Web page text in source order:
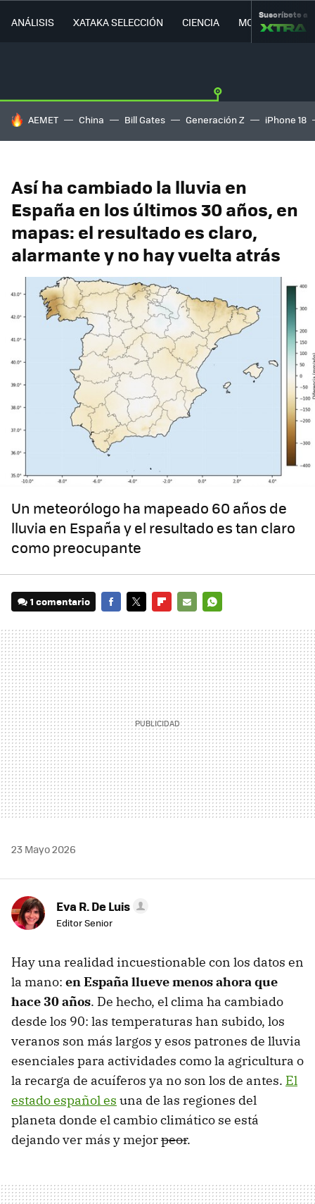
ANÁLISIS XATAKA SELECCIÓN CIENCIA MOVILIDAD
Suscríbete a
HOY SE HABLA DE
AEMET China Bill Gates Generación Z iPhone 18
Así ha cambiado la lluvia en
España en los últimos 30 años, en
mapas: el resultado es claro,
alarmante y no hay vuelta atrás
Un meteorólogo ha mapeado 60 años de
lluvia en España y el resultado es tan claro
como preocupante
1 comentario
MAIL
23 Mayo 2026
Eva R. De Luis
Editor Senior
Hay una realidad incuestionable con los datos en
la mano: en España llueve menos ahora que
hace 30 años. De hecho, el clima ha cambiado
desde los 90: las temperaturas han subido, los
veranos son más largos y esos patrones de lluvia
esenciales para actividades como la agricultura o
la recarga de acuíferos ya no son los de antes. El
estado español es una de las regiones del
planeta donde el cambio climático se está
dejando ver más y mejorpeor.